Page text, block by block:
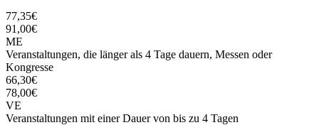
77,35€
91,00€
ME
Veranstaltungen, die länger als 4 Tage dauern, Messen oder
Kongresse
66,30€
78,00€
VE
Veranstaltungen mit einer Dauer von bis zu 4 Tagen